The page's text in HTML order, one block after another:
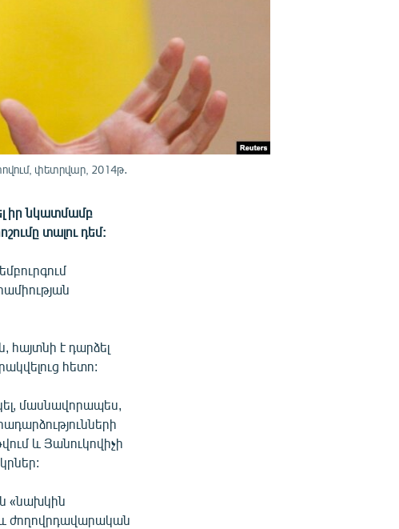
փետրվար, 2014թ․
իր նկատմամբ
տալու դեմ:
հայտնի է դարձել
հետո:
մասնավորապես,
և Յանուկովիչի
«նախկին
և ժողովրդավարական